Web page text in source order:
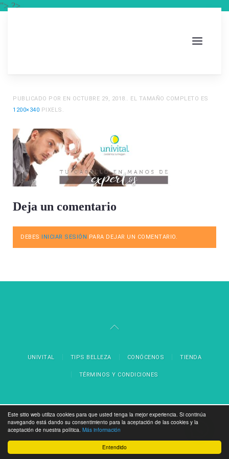
Entendido
Este sitio web utiliza cookies para que usted tenga la mejor experiencia. Si continúa
navegando está dando su consentimiento para la aceptación de las cookies y la
aceptación de nuestra política. Más información
"> ?>
PUBLICADO POR EN OCTUBRE 29, 2018.. EL TAMAÑO COMPLETO ES
1200×340 PIXELS.
Deja un comentario
DEBES INICIAR SESIÓN PARA DEJAR UN COMENTARIO.
UNIVITAL TIPS BELLEZA CONÓCENOS TIENDA
TÉRMINOS Y CONDICIONES